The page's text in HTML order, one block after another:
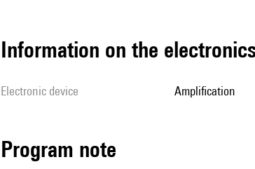
Information on the
Electronic device amplification
Program note